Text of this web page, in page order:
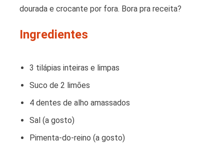
dourada e crocante por fora. Bora pra receita?
Ingredientes
3 tilápias inteiras e limpas
Suco de 2 limões
4 dentes de alho amassados
Sal (a gosto)
Pimenta-do-reino (a gosto)